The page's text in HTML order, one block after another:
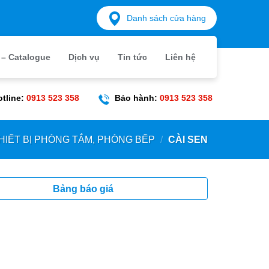
Danh sách cửa hàng
Catalogue Dịch vụ Tin tức Liên hệ
0913 523 358 Bảo hành: 0913 523 358
BỊ PHÒNG TẮM, PHÒNG BẾP / CÀI SEN
Bảng báo giá